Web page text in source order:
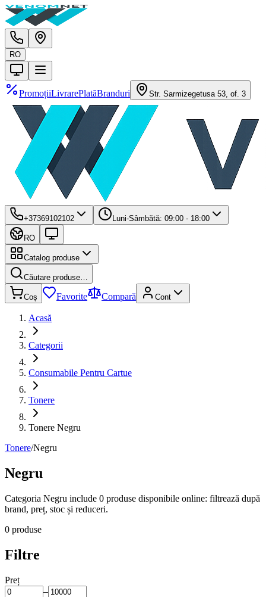
RO
PromoțiiLivrarePlatăBranduri Str. Sarmizegetusa 53, of. 3
+37369102102 Luni-Sâmbătă: 09:00 - 18:00
RO
Catalog produse
Căutare produse…
Coș Favorite Compară Cont
Acasă
Categorii
Consumabile Pentru Cartue
Tonere
Tonere Negru
Tonere/Negru
Negru
Categoria Negru include 0 produse disponibile online: filtrează după
brand, preț, stoc și reduceri.
0 produse
Filtre
Preț
–